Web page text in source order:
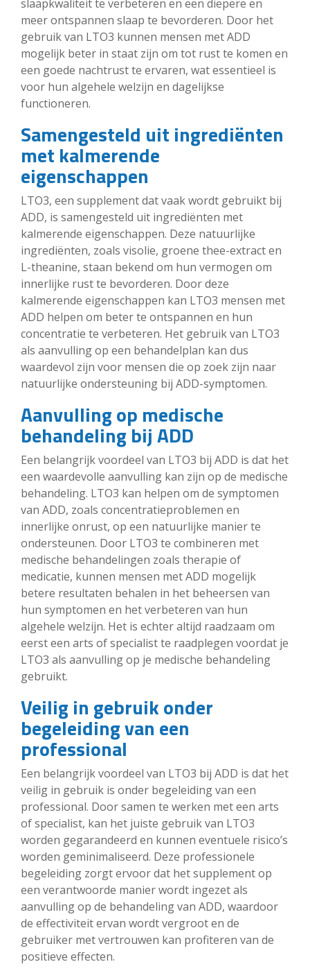
slaapkwaliteit te verbeteren en een diepere en
meer ontspannen slaap te bevorderen. Door het
gebruik van LTO3 kunnen mensen met ADD
mogelijk beter in staat zijn om tot rust te komen en
een goede nachtrust te ervaren, wat essentieel is
voor hun algehele welzijn en dagelijkse
functioneren.
Samengesteld uit ingrediënten
met kalmerende
eigenschappen
LTO3, een supplement dat vaak wordt gebruikt bij
ADD, is samengesteld uit ingrediënten met
kalmerende eigenschappen. Deze natuurlijke
ingrediënten, zoals visolie, groene thee-extract en
L-theanine, staan bekend om hun vermogen om
innerlijke rust te bevorderen. Door deze
kalmerende eigenschappen kan LTO3 mensen met
ADD helpen om beter te ontspannen en hun
concentratie te verbeteren. Het gebruik van LTO3
als aanvulling op een behandelplan kan dus
waardevol zijn voor mensen die op zoek zijn naar
natuurlijke ondersteuning bij ADD-symptomen.
Aanvulling op medische
behandeling bij ADD
Een belangrijk voordeel van LTO3 bij ADD is dat het
een waardevolle aanvulling kan zijn op de medische
behandeling. LTO3 kan helpen om de symptomen
van ADD, zoals concentratieproblemen en
innerlijke onrust, op een natuurlijke manier te
ondersteunen. Door LTO3 te combineren met
medische behandelingen zoals therapie of
medicatie, kunnen mensen met ADD mogelijk
betere resultaten behalen in het beheersen van
hun symptomen en het verbeteren van hun
algehele welzijn. Het is echter altijd raadzaam om
eerst een arts of specialist te raadplegen voordat je
LTO3 als aanvulling op je medische behandeling
gebruikt.
Veilig in gebruik onder
begeleiding van een
professional
Een belangrijk voordeel van LTO3 bij ADD is dat het
veilig in gebruik is onder begeleiding van een
professional. Door samen te werken met een arts
of specialist, kan het juiste gebruik van LTO3
worden gegarandeerd en kunnen eventuele risico’s
worden geminimaliseerd. Deze professionele
begeleiding zorgt ervoor dat het supplement op
een verantwoorde manier wordt ingezet als
aanvulling op de behandeling van ADD, waardoor
de effectiviteit ervan wordt vergroot en de
gebruiker met vertrouwen kan profiteren van de
positieve effecten.